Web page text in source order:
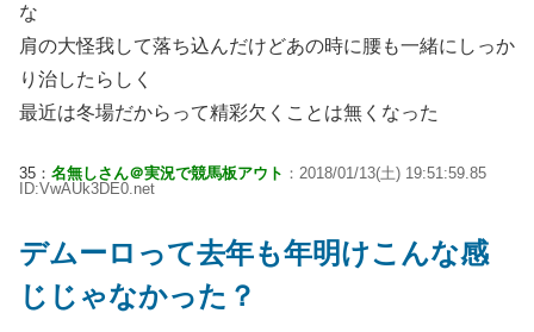
な
肩の大怪我して落ち込んだけどあの時に腰も一緒にしっか
り治したらしく
最近は冬場だからって精彩欠くことは無くなった
35： 名無しさん＠実況で競馬板アウト ：2018/01/13(土) 19:51:59.85
ID:VwAUk3DE0.net
デムーロって去年も年明けこんな感
じじゃなかった？